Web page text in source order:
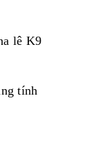
lê K9
tính